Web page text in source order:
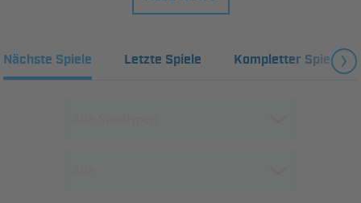
Nächste Spiele Letzte Spiele Kompletter Spielplan